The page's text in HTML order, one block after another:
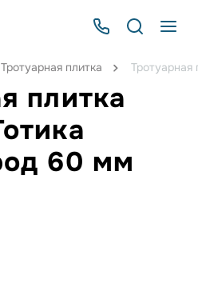
Тротуарная плитка
плитка
60 мм